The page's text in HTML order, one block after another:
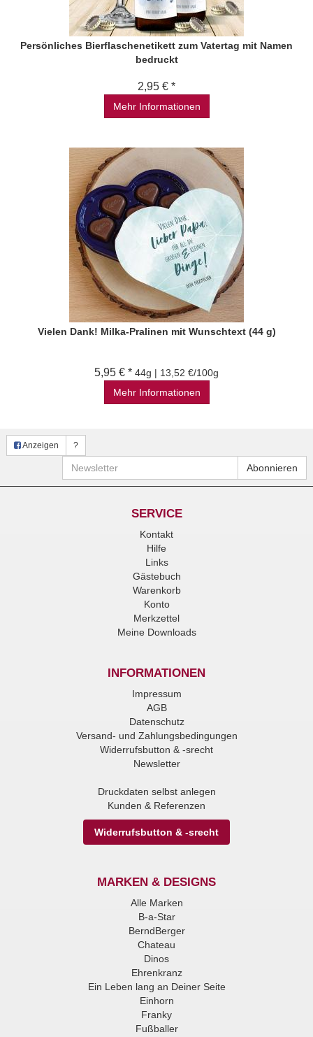
Persönliches Bierflaschenetikett zum Vatertag mit Namen
bedruckt
2,95 € *
Mehr Informationen
Vielen Dank! Milka-Pralinen mit Wunschtext (44 g)
5,95 € * 44g | 13,52 €/100g
Mehr Informationen
Anzeigen ?
Newsletter Abonnieren
SERVICE
Kontakt
Hilfe
Links
Gästebuch
Warenkorb
Konto
Merkzettel
Meine Downloads
INFORMATIONEN
Impressum
AGB
Datenschutz
Versand- und Zahlungsbedingungen
Widerrufsbutton & -srecht
Newsletter
Druckdaten selbst anlegen
Kunden & Referenzen
Widerrufsbutton & -srecht
MARKEN & DESIGNS
Alle Marken
B-a-Star
BerndBerger
Chateau
Dinos
Ehrenkranz
Ein Leben lang an Deiner Seite
Einhorn
Franky
Fußballer